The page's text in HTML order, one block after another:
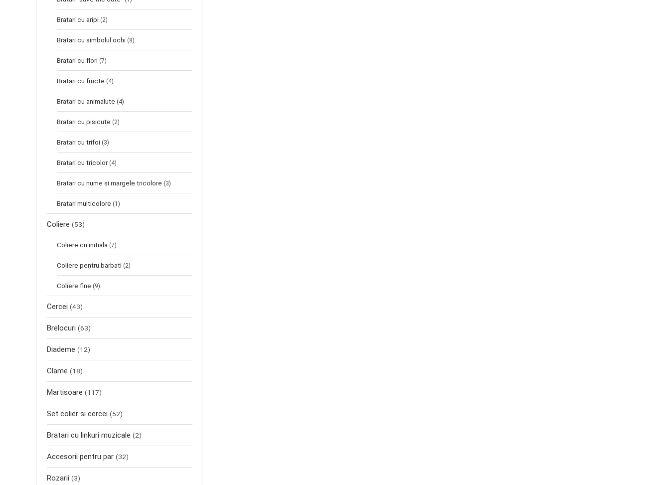
Bratari cu aripi (2)
Bratari cu simbolul ochi (8)
Bratari cu flori (7)
Bratari cu fructe (4)
Bratari cu animalute (4)
Bratari cu pisicute (2)
Bratari cu trifoi (3)
Bratari cu tricolor (4)
Bratari cu nume si margele tricolore (3)
Bratari multicolore (1)
Coliere (53)
Coliere cu initiala (7)
Coliere pentru barbati (2)
Coliere fine (9)
Cercei (43)
Brelocuri (63)
Diademe (12)
Clame (18)
Martisoare (117)
Set colier si cercei (52)
Bratari cu linkuri muzicale (2)
Accesorii pentru par (32)
Rozarii (3)